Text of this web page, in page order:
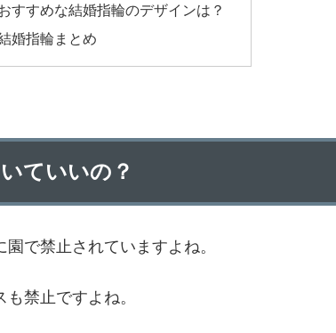
すすめな結婚指輪のデザインは？
婚指輪まとめ
ていいの？
で禁止されていますよね。
禁止ですよね。